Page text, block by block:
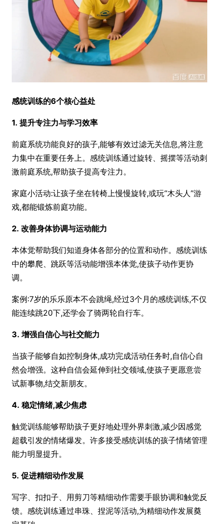
感统训练的6个核心益处
1. 提升专注力与学习效率
前庭系统功能良好的孩子,能够有效过滤无关信息,将注意
力集中在重要任务上。感统训练通过旋转、摇摆等活动刺
激前庭系统,帮助孩子提高专注力。
家庭小活动:让孩子坐在转椅上慢慢旋转,或玩“木头人”游
戏,都能锻炼前庭功能。
2. 改善身体协调与运动能力
本体觉帮助我们知道身体各部分的位置和动作。感统训练
中的攀爬、跳跃等活动能增强本体觉,使孩子动作更协
调。
案例:7岁的乐乐原本不会跳绳,经过3个月的感统训练,不仅
能连续跳20下,还学会了骑两轮自行车。
3. 增强自信心与社交能力
当孩子能够自如控制身体,成功完成活动任务时,自信心自
然会增强。这种自信会延伸到社交领域,使孩子更愿意尝
试新事物,结交新朋友。
4. 稳定情绪,减少焦虑
触觉训练能够帮助孩子更好地处理外界刺激,减少因感觉
超载引发的情绪爆发。许多接受感统训练的孩子情绪管理
能力明显提升。
5. 促进精细动作发展
写字、扣扣子、用剪刀等精细动作需要手眼协调和触觉反
馈。感统训练通过串珠、捏泥等活动,为精细动作发展奠